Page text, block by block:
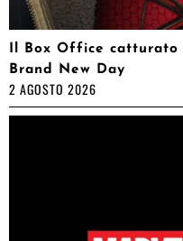
Il Box Office
Brand New Day
2 AGOSTO 2026